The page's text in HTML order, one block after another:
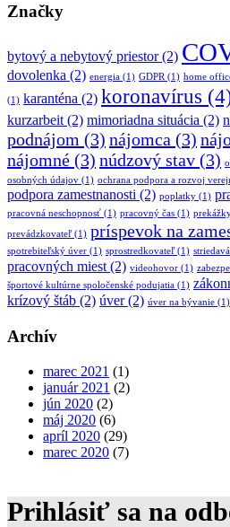
Značky
bytový a nebytový priestor(2)
dovolenka (2) energia (1) GDPR(1) home
(1) karanténa (2) koronavírus
kurzarbeit(2) mimoriadna situácia (2)
podnájom (3) nájomca (3)
nájomné (3) núdzový stav (3)
osobných údajov (1) ochrana podpora a rozvoj
podpora zamestnanosti (2) poplatky (1)
pracovná neschopnosť (1) pracovný čas (1)
prevádzkovateľ(1) príspevok na
spotrebiteľský úver (1) sprostredkovateľ(1)
pracovných miest(2) videohovor (1)
športové kultúrne spoločenské podujatia (1)
krízový štáb (2) úver(2) úver na bývanie (1)
Archív
marec 2021 (1)
január 2021 (2)
jún 2020 (2)
máj 2020 (6)
apríl 2020 (29)
marec 2020 (7)
Prihlásiť sa na